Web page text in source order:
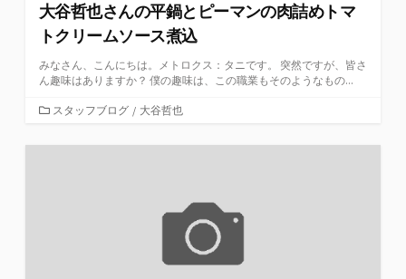
大谷哲也さんの平鍋とピーマンの肉詰めトマ
トクリームソース煮込
みなさん、こんにちは。メトロクス：タニです。 突然ですが、皆さ
ん趣味はありますか？ 僕の趣味は、この職業もそのようなもの...
カ
ゴ
スタッフブログ / 大谷哲也